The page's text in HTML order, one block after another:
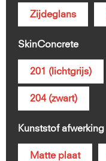
Zijdeglans
SkinConcrete
201 (lichtgrijs)
204 (zwart)
Kunststof afwerking
Matte plaat